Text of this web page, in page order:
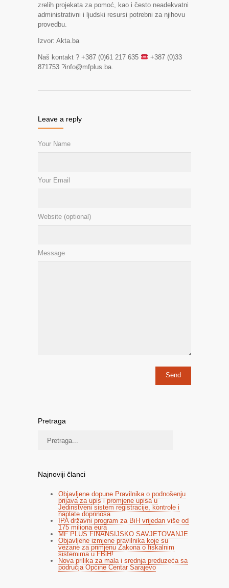
zrelih projekata za pomoć, kao i često neadekvatni
administrativni i ljudski resursi potrebni za njihovu
provedbu.
Izvor: Akta.ba
Naš kontakt ? +387 (0)61 217 635
+387 (0)33
871753 ?info@mfplus.ba.
Leave a reply
Your Name
Your Email
Website (optional)
Message
Pretraga
Najnoviji članci
Objavljene dopune Pravilnika o podnošenju
prijava za upis i promjene upisa u
Jedinstveni sistem registracije, kontrole i
naplate doprinosa
IPA državni program za BiH vrijedan više od
175 miliona eura
MF PLUS FINANSIJSKO SAVJETOVANJE
Objavljene izmjene pravilnika koje su
vezane za primjenu Zakona o fiskalnim
sistemima u FBiH!
Nova prilika za mala i srednja preduzeća sa
područja Općine Centar Sarajevo